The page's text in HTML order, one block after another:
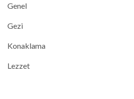
Genel
Gezi
Konaklama
Lezzet